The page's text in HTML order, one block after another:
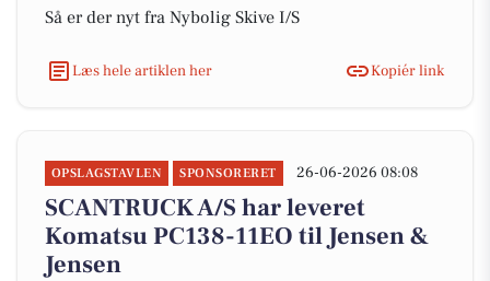
Så er der nyt fra Nybolig Skive I/S
Læs hele artiklen her Kopiér link
OPSLAGSTAVLEN SPONSORERET 26-06-2026 08:08
SCANTRUCK A/S har leveret
Komatsu PC138-11EO til Jensen &
Jensen